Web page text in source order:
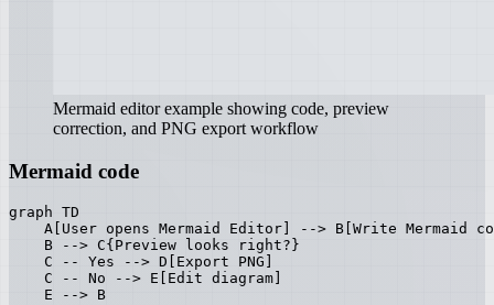
Mermaid editor example showing code, preview
correction, and PNG export workflow
Mermaid code
graph TD
A[User opens Mermaid Editor] --> B[Write Mermaid
    B --> C{Preview looks right?}
    C -- Yes --> D[Export PNG]
    C -- No --> E[Edit diagram]
    E --> B